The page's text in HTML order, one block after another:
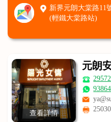
新界元朗大棠路11
(輕鐵大棠路站)
查看詳情
元朗